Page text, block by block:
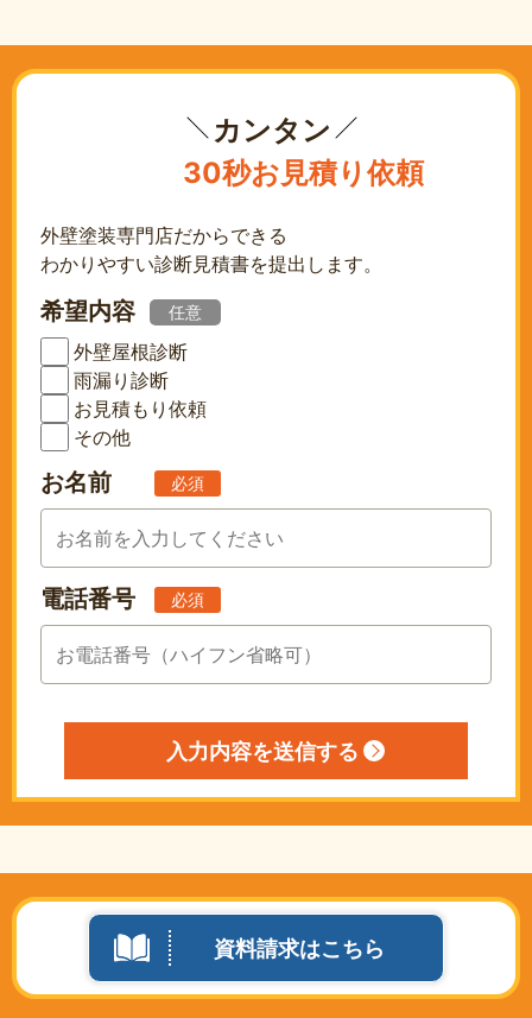
カンタン
30秒お見積り依頼
外壁塗装専門店だからできる
わかりやすい診断見積書を提出します。
希望内容 任意
外壁屋根診断
雨漏り診断
お見積もり依頼
その他
お名前 必須
電話番号 必須
資料請求はこちら